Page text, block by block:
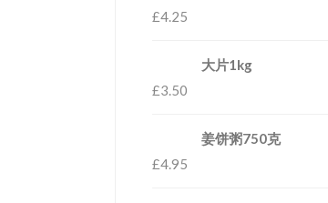
£4.25
大片1kg
£3.50
姜饼粥750克
£4.95